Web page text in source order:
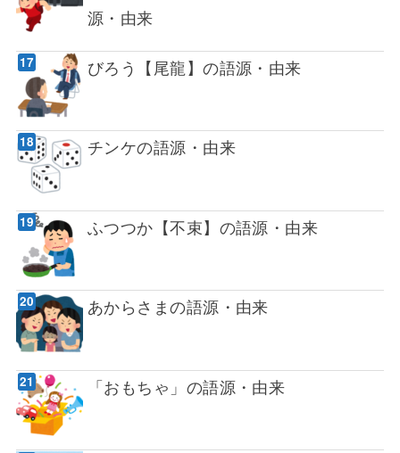
源・由来
びろう【尾龍】の語源・由来
チンケの語源・由来
ふつつか【不束】の語源・由来
あからさまの語源・由来
「おもちゃ」の語源・由来